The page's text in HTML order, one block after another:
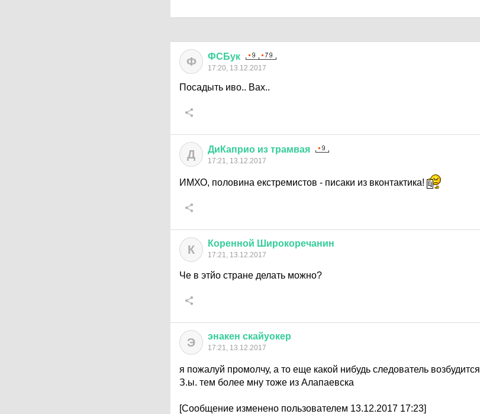
Ф ФСБук
17:20, 13.12.2017
Посадыть иво.. Вах..
Д ДиКаприо из трамвая
17:21, 13.12.2017
ИМХО, половина екстремистов - писаки из вконтактика!
К Коренной Широкоречанин
17:21, 13.12.2017
Че в этйо стране делать можно?
Э энакен скайуокер
17:21, 13.12.2017
я пожалуй промолчу, а то еще какой нибудь следователь возбудится
З.ы. тем более мну тоже из Алапаевска
[Сообщение изменено пользователем 13.12.2017 17:23]